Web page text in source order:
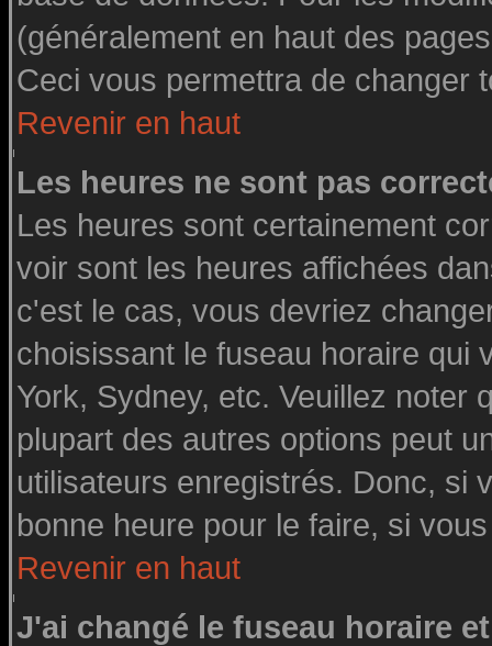
(généralement en haut des
Ceci vous permettra de changer
Revenir en haut
Les heures ne sont pas
Les heures sont certainement
voir sont les heures affichées
c'est le cas, vous devriez
choisissant le fuseau horaire qui
York, Sydney, etc. Veuillez noter
plupart des autres options peut
utilisateurs enregistrés. Donc, si
bonne heure pour le faire, si
Revenir en haut
J'ai changé le fuseau horaire